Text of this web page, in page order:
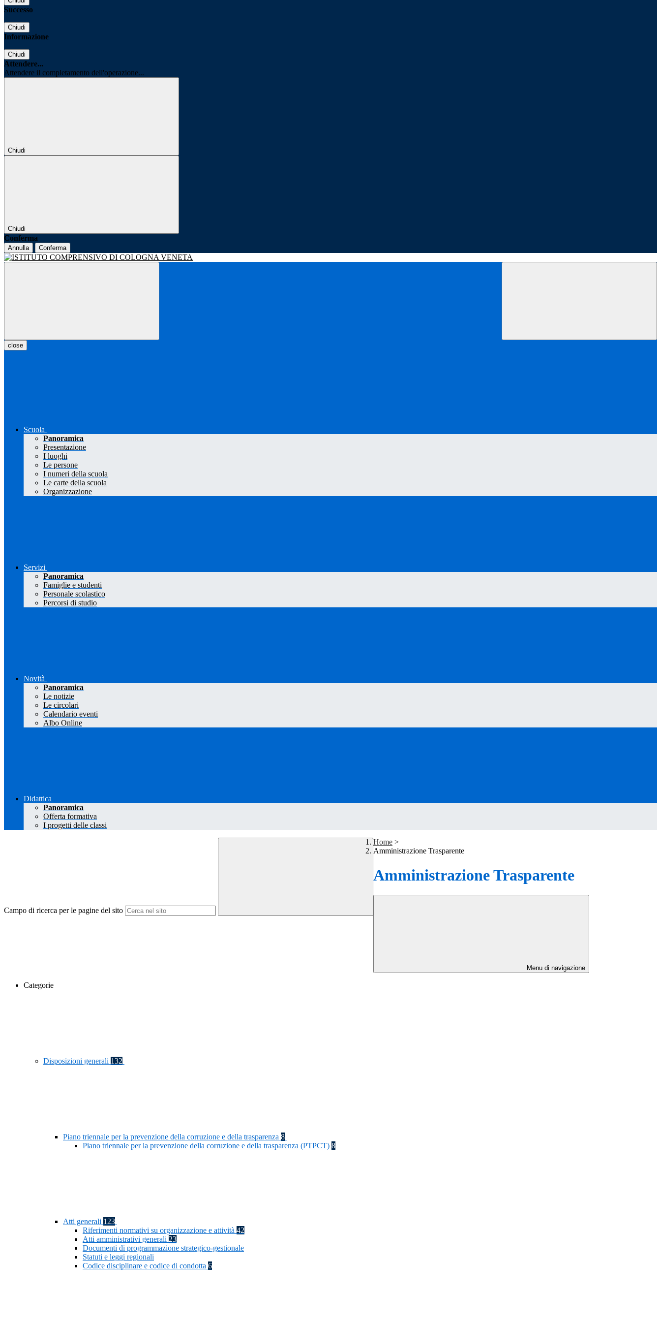
Successo
Chiudi
Informazione
Chiudi
Attendere...
Attendere il completamento dell'operazione...
Chiudi
Chiudi
Conferma
Annulla Conferma
close
Scuola
Panoramica
Presentazione
I luoghi
Le persone
I numeri della scuola
Le carte della scuola
Organizzazione
Servizi
Panoramica
Famiglie e studenti
Personale scolastico
Percorsi di studio
Novità
Panoramica
Le notizie
Le circolari
Calendario eventi
Albo Online
Didattica
Panoramica
Offerta formativa
I progetti delle classi
Campo di ricerca per le pagine del sito
Home >
Amministrazione Trasparente
Amministrazione Trasparente
Menu di navigazione
Categorie
Disposizioni generali 132
Piano triennale per la prevenzione della corruzione e della trasparenza 8
Piano triennale per la prevenzione della corruzione e della trasparenza (PTPCT) 8
Atti generali 123
Riferimenti normativi su organizzazione e attività 42
Atti amministrativi generali 23
Documenti di programmazione strategico-gestionale
Statuti e leggi regionali
Codice disciplinare e codice di condotta 6